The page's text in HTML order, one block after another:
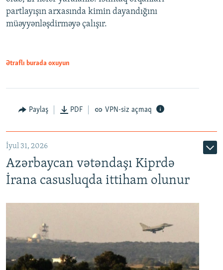
partlayışın arxasında kimin dayandığını
müəyyənləşdirməyə çalışır.
Ətraflı burada oxuyun
Paylaş PDF VPN-siz açmaq
İyul 31, 2026
Azərbaycan vətəndaşı Kiprdə
İrana casusluqda ittiham olunur